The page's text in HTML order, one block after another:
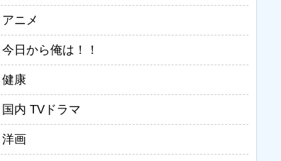
アニメ
今日から俺は！！
健康
国内 TVドラマ
洋画